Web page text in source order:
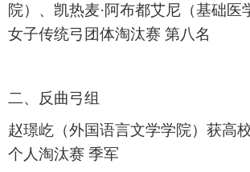
院）、凯热麦·阿布都艾尼（基础医
女子传统弓团体淘汰赛 第八名
二、反曲弓组
赵璟屹（外国语言文学学院）获高
个人淘汰赛 季军